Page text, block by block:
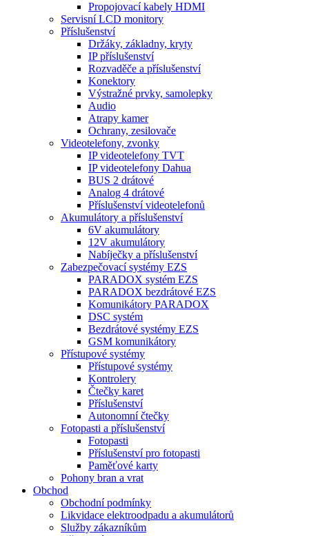
Propojovací kabely HDMI
Servisní LCD monitory
Příslušenství
Držáky, základny, kryty
IP příslušenství
Rozvaděče a příslušenství
Konektory
Výstražné prvky, samolepky
Audio
Atrapy kamer
Ochrany, zesilovače
Videotelefony, zvonky
IP videotelefony TVT
IP videotelefony Dahua
BUS 2 drátové
Analog 4 drátové
Příslušenství videotelefonů
Akumulátory a příslušenství
6V akumulátory
12V akumulátory
Nabíječky a příslušenství
Zabezpečovací systémy EZS
PARADOX systém EZS
PARADOX bezdrátové EZS
Komunikátory PARADOX
DSC systém
Bezdrátové systémy EZS
GSM komunikátory
Přístupové systémy
Přístupové systémy
Kontrolery
Čtečky karet
Příslušenství
Autonomní čtečky
Fotopasti a příslušenství
Fotopasti
Příslušenství pro fotopasti
Paměťové karty
Pohony bran a vrat
Obchod
Obchodní podmínky
Likvidace elektroodpadu a akumulátorů
Služby zákazníkům